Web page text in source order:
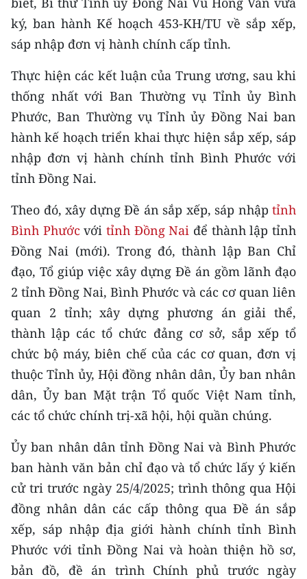
TRI THỨC CHUYÊN SÂU
54 DÂN TỘC VIỆT NAM
CHƯƠNG TRÌNH OCOP - MỖI XÃ
MỘT SẢN PHẨM
RADIO
MEDIA CENTER
Video
Media Chính trị
Media Kinh tế
Media Văn hóa
Media Xã hội
Media Pháp luật
Media Du lịch
Media Thế giới
Media Thể thao
Media Giáo dục
Media Y tế
Media Khoa học - Công nghệ
ký, ban hành Kế hoạch 453-KH/TU về sắp xếp,
sáp nhập đơn vị hành chính cấp tỉnh.
Thực hiện các kết luận của Trung ương, sau khi
thống nhất với Ban Thường vụ Tỉnh ủy Bình
Phước, Ban Thường vụ Tỉnh ủy Đồng Nai ban
hành kế hoạch triển khai thực hiện sắp xếp, sáp
nhập đơn vị hành chính tỉnh Bình Phước với
tỉnh Đồng Nai.
Theo đó, xây dựng Đề án sắp xếp, sáp nhập tỉnh
Bình Phước vớitỉnh Đồng Nai để thành lập tỉnh
Đồng Nai (mới). Trong đó, thành lập Ban Chỉ
đạo, Tổ giúp việc xây dựng Đề án gồm lãnh đạo
2 tỉnh Đồng Nai, Bình Phước và các cơ quan liên
quan 2 tỉnh; xây dựng phương án giải thể,
thành lập các tổ chức đảng cơ sở, sắp xếp tổ
chức bộ máy, biên chế của các cơ quan, đơn vị
thuộc Tỉnh ủy, Hội đồng nhân dân, Ủy ban nhân
dân, Ủy ban Mặt trận Tổ quốc Việt Nam tỉnh,
các tổ chức chính trị-xã hội, hội quần chúng.
Ủy ban nhân dân tỉnh Đồng Nai và Bình Phước
ban hành văn bản chỉ đạo và tổ chức lấy ý kiến
cử tri trước ngày 25/4/2025; trình thông qua Hội
đồng nhân dân các cấp thông qua Đề án sắp
xếp, sáp nhập địa giới hành chính tỉnh Bình
Phước với tỉnh Đồng Nai và hoàn thiện hồ sơ,
bản đồ, đề án trình Chính phủ trước ngày